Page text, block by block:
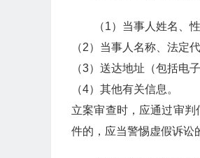
（1）当事人姓名、
（2）当事人名称、法定
（3）送达地址（包括电
（4）其他有关信息。
立案审查时，应通过审
件的，应当警惕虚假诉讼